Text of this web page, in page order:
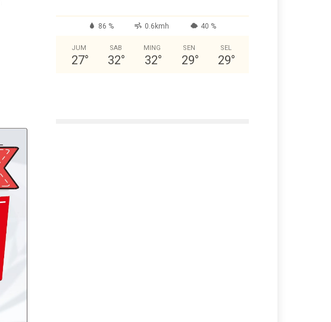
86 % 0.6kmh 40 %
JUM
27°
SAB
32°
MING
32°
SEN
29°
SEL
29°